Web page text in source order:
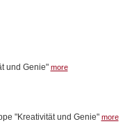
und Genie" more
"Kreativität und Genie" more